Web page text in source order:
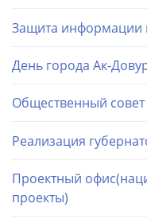
Защита информации
День города Ак-
Общественный
Реализация
Проектный
проекты)